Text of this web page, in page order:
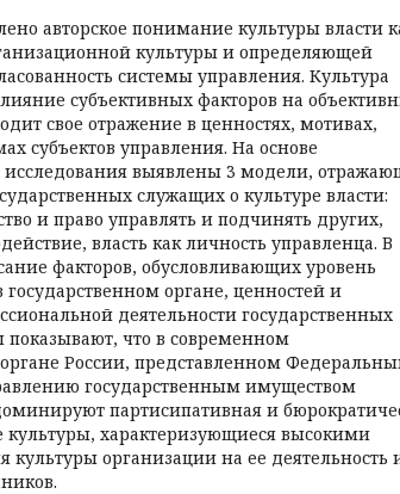
авторское понимание культуры власти
культуры и определяющей
системы управления. Культура
субъективных факторов на
свое отражение в ценностях, мотивах,
субъектов управления. На основе
исследования выявлены 3 модели,
служащих о культуре власти:
и право управлять и подчинять других,
власть как личность управленца. В
факторов, обусловливающих уровень
государственном органе, ценностей и
деятельности государственных
что в современном
России, представленном
государственным имуществом
партисипативная и
характеризующиеся высокими
культуры организации на ее деятельность